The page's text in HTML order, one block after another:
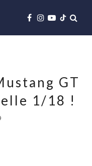
GT
1/18 !